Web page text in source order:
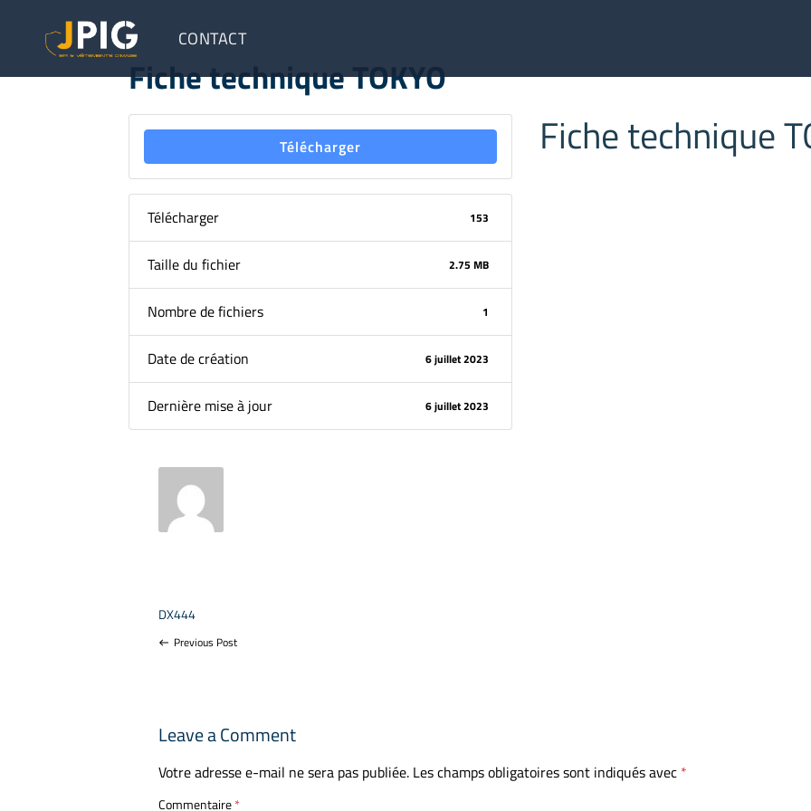
CONTACT
Fiche technique TOKYO
Télécharger
Télécharger 153
Taille du fichier 2.75 MB
Nombre de fichiers 1
Date de création 6 juillet 2023
Dernière mise à jour 6 juillet 2023
Fiche technique
DX444
west Previous Post
Leave a Comment
Votre adresse e-mail ne sera pas publiée. Les champs obligatoires sont indiqués avec *
Commentaire*